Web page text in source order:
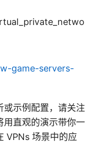
game-servers-
或示例配置，请关注
用直观的演示带你一
VPNs 场景中的应